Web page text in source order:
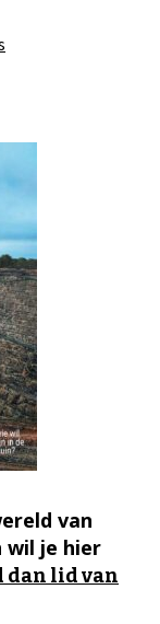
van
wil je hier
dan lid van